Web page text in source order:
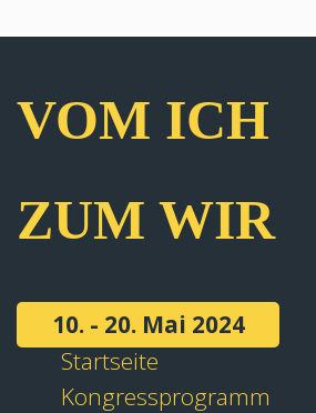
VOM ICH
ZUM WIR
10. - 20. Mai 2024
Startseite
Kongressprogramm